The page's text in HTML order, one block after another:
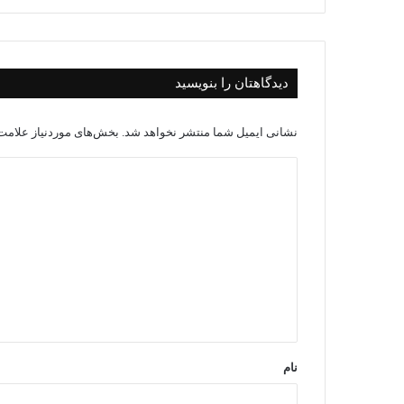
دیدگاهتان را بنویسید
نشانی ایمیل شما منتشر نخواهد شد. بخش‌های موردنیاز
نام